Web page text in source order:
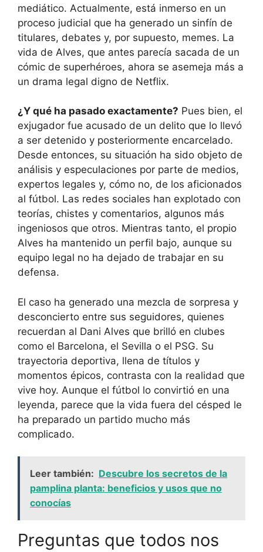
mediático. Actualmente, está inmerso en un
proceso judicial que ha generado un sinfín de
titulares, debates y, por supuesto, memes. La
vida de Alves, que antes parecía sacada de un
cómic de superhéroes, ahora se asemeja más a
un drama legal digno de Netflix.
¿Y qué ha pasado exactamente? Pues bien, el
exjugador fue acusado de un delito que lo llevó
a ser detenido y posteriormente encarcelado.
Desde entonces, su situación ha sido objeto de
análisis y especulaciones por parte de medios,
expertos legales y, cómo no, de los aficionados
al fútbol. Las redes sociales han explotado con
teorías, chistes y comentarios, algunos más
ingeniosos que otros. Mientras tanto, el propio
Alves ha mantenido un perfil bajo, aunque su
equipo legal no ha dejado de trabajar en su
defensa.
El caso ha generado una mezcla de sorpresa y
desconcierto entre sus seguidores, quienes
recuerdan al Dani Alves que brilló en clubes
como el Barcelona, el Sevilla o el PSG. Su
trayectoria deportiva, llena de títulos y
momentos épicos, contrasta con la realidad que
vive hoy. Aunque el fútbol lo convirtió en una
leyenda, parece que la vida fuera del césped le
ha preparado un partido mucho más
complicado.
Leer también: Descubre los secretos de la
pamplina planta: beneficios y usos que no
conocías
Preguntas que todos nos